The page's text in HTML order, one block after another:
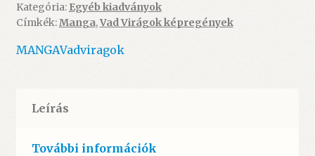
mennyiség
Kategória: Egyéb kiadványok
Címkék:Manga,Vad Virágok képregények
MANGAVadviragok
Leírás
További információk